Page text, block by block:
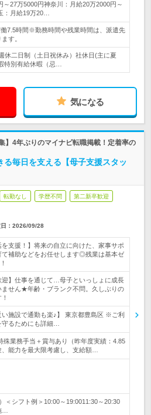
～27万5000円神奈川：月給20万2000円～
：月給19万20…
7.5時間※勤務時間や残業時間は、派遣先
す。
休二日制（土日祝休み）社休日(主に夏
特別有給休暇（忌…
気になる
】4年ぶりのマイナビ転職掲載！定着率の
毎日を支える【母子支援スタッ
転勤なし 学歴不問 第二新卒歓迎
： 2026/09/28
を支援！】将来の自立に向けた、家事サポ
て補助などをお任せします◎残業は基本ゼ
迎】仕事を通じて…母子といっしょに成長
ません★年齢・ブランク不問。久しぶりの
い施設で通勤も楽♪】 東京都豊島区 ※ご利
るためにも詳細…
殊業務手当＋賞与あり（昨年度実績：4.85
能力を最大限考慮し、支給額…
＜シフト例＞10:00～19:0011:30～20:30
…